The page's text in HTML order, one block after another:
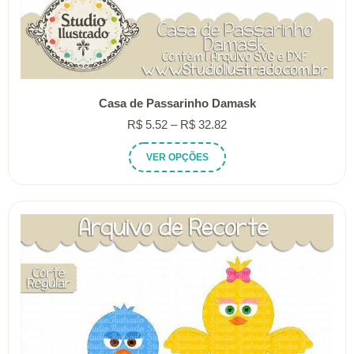
Casa de Passarinho Damask
R$ 5.52 – R$ 32.82Faixa
através
R$ 32.82
VER OPÇÕES
produto
tem
várias
variantes.
As
opções
podem
ser
escolhidas
na
página